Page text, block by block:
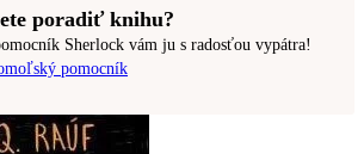
poradiť knihu?
Sherlock vám ju s radosťou vypátra!
pomocník